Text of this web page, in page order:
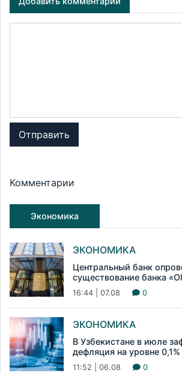
Отправить
Комментарии
Экономика
ЭКОНОМИКА
Центральный банк
существование банка
16:44 | 07.08 0
ЭКОНОМИКА
В Узбекистане в июле
дефляция на уровне 0,1%
11:52 | 06.08 0